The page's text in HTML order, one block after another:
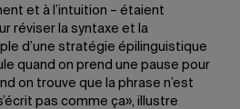
et à l’intuition – étaient
réviser la syntaxe et la
d’une stratégie épilinguistique
quand on prend une pause pour
on trouve que la phrase n’est
pas comme ça», illustre